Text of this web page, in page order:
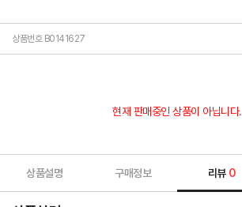
상품번호 B0141627
현재 판매중인 상품이 아닙니다.
상품설명 구매정보 리뷰 0